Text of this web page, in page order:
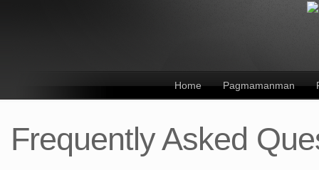
Home Pagmamanman
Frequently Asked